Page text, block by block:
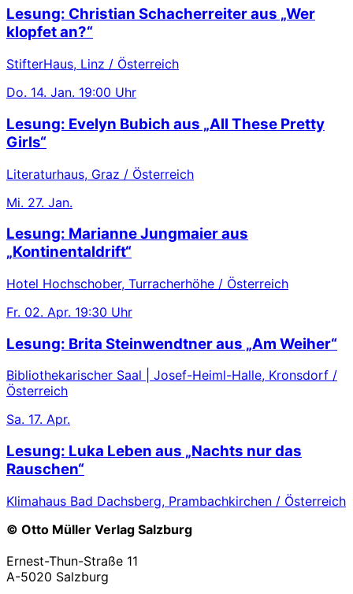
Lesung: Christian Schacherreiter aus „Wer
klopfet an?“
StifterHaus, Linz / Österreich
Do. 14. Jan. 19:00 Uhr
Lesung: Evelyn Bubich aus „All These Pretty
Girls“
Literaturhaus, Graz / Österreich
Mi. 27. Jan.
Lesung: Marianne Jungmaier aus
„Kontinentaldrift“
Hotel Hochschober, Turracherhöhe / Österreich
Fr. 02. Apr. 19:30 Uhr
Lesung: Brita Steinwendtner aus „Am Weiher“
Bibliothekarischer Saal | Josef-Heiml-Halle, Kronsdorf /
Österreich
Sa. 17. Apr.
Lesung: Luka Leben aus „Nachts nur das
Rauschen“
Klimahaus Bad Dachsberg, Prambachkirchen / Österreich
© Otto Müller Verlag Salzburg
Ernest-Thun-Straße 11
A-5020 Salzburg